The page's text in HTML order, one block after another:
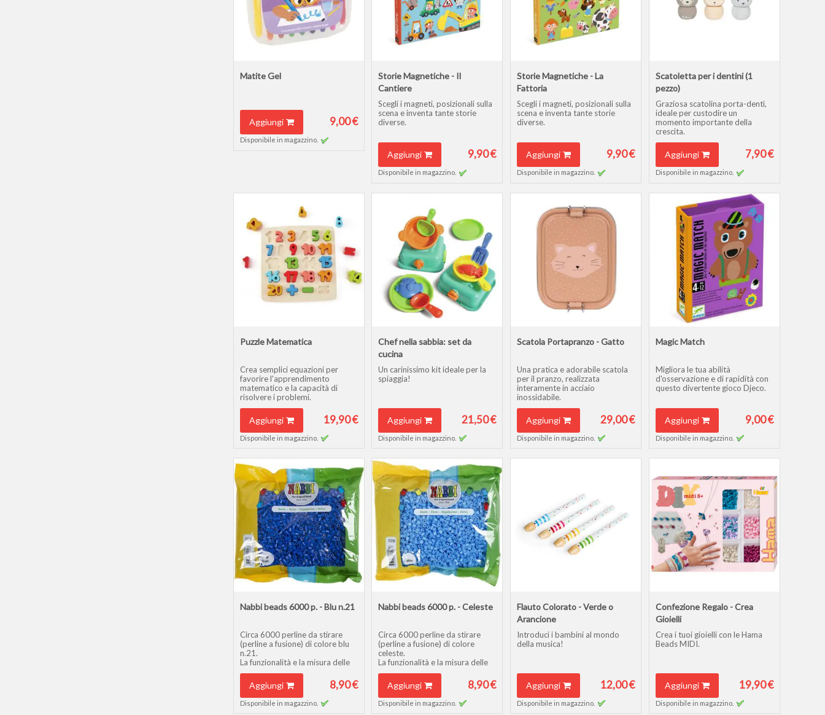
Matite Gel
Aggiungi 9,00 €
Disponibile in magazzino.
Storie Magnetiche - Il
Cantiere
Scegli i magneti, posizionali sulla
scena e inventa tante storie
diverse.
Aggiungi 9,90 €
Disponibile in magazzino.
Storie Magnetiche - La
Fattoria
Scegli i magneti, posizionali sulla
scena e inventa tante storie
diverse.
Aggiungi 9,90 €
Disponibile in magazzino.
Scatoletta per i dentini (1
pezzo)
Graziosa scatolina porta-denti,
ideale per custodire un
momento importante della
crescita.
Aggiungi 7,90 €
Disponibile in magazzino.
Puzzle Matematica
Crea semplici equazioni per
favorire l'apprendimento
matematico e la capacità di
risolvere i problemi.
Aggiungi 19,90 €
Disponibile in magazzino.
Chef nella sabbia: set da
cucina
Un carinissimo kit ideale per la
spiaggia!
Aggiungi 21,50 €
Disponibile in magazzino.
Scatola Portapranzo - Gatto
Una pratica e adorabile scatola
per il pranzo, realizzata
interamente in acciaio
inossidabile.
Aggiungi 29,00 €
Disponibile in magazzino.
Magic Match
Migliora le tua abilità
d'osservazione e di rapidità con
questo divertente gioco Djeco.
Aggiungi 9,00 €
Disponibile in magazzino.
Nabbi beads 6000 p. - Blu n.21
Circa 6000 perline da stirare
(perline a fusione) di colore blu
n.21.
La funzionalità e la misura delle
perline sono uguali alle Hama
beads, Perler beads, Perline Ikea
(Pyssla) e Photo Pearls.
Aggiungi 8,90 €
Disponibile in magazzino.
Nabbi beads 6000 p. - Celeste
Circa 6000 perline da stirare
(perline a fusione) di colore
celeste.
La funzionalità e la misura delle
perline sono uguali alle Hama
beads, Perler beads, Perline Ikea
(Pyssla) e Photo Pearls.
Aggiungi 8,90 €
Disponibile in magazzino.
Flauto Colorato - Verde o
Arancione
Introduci i bambini al mondo
della musica!
Aggiungi 12,00 €
Disponibile in magazzino.
Confezione Regalo - Crea
Gioielli
Crea i tuoi gioielli con le Hama
Beads MIDI.
Aggiungi 19,90 €
Disponibile in magazzino.